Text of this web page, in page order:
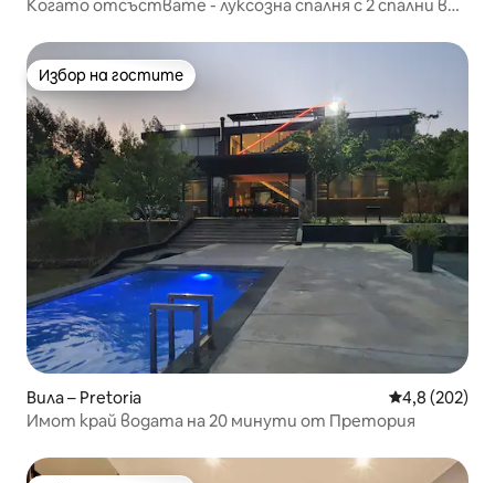
Когато отсъствате - луксозна спалня с 2 спални в
Избор на гостите
Избор на гостите
Вила – Pretoria Средна
4,8 (202)
Имот край водата на 20 минути от Претория